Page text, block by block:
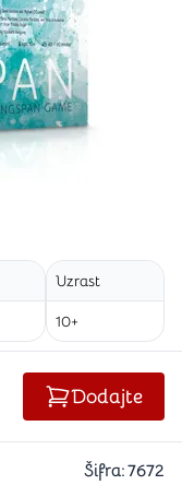
Uzrast
10+
Dodajte
Šifra:7672